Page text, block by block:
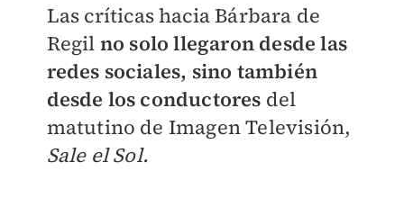
Las críticas hacia Bárbara de
Regil no solo llegaron desde las
redes sociales, sino también
desde los conductores del
matutino de Imagen Televisión,
Sale el Sol.